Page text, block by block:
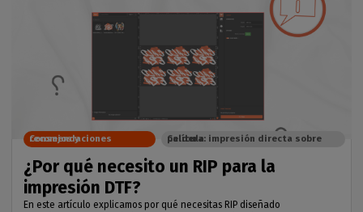
¿Por qué necesito un RIP para la
impresión DTF?
En este artículo explicamos por qué necesitas RIP diseñado
Consejos y recomendaciones Caldera: impresión directa sobre película